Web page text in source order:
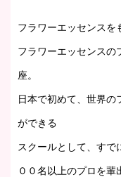
フラワーエッセンスを
フラワーエッセンスの
座。
日本で初めて、世界の
ができる
スクールとして、すで
００名以上のプロを輩